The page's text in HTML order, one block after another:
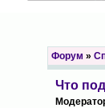
Форум »
Что